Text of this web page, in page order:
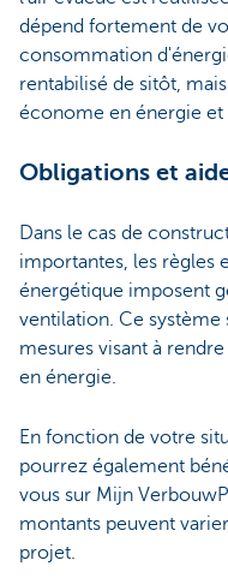
dépend fortement de
consommation
rentabilisé de sitôt,
économe en énergie
Obligations et
Dans le cas de
importantes, les règles
énergétique imposent
ventilation. Ce système
mesures visant à
en énergie.
En fonction de votre
pourrez également
vous sur Mijn
montants peuvent
projet.